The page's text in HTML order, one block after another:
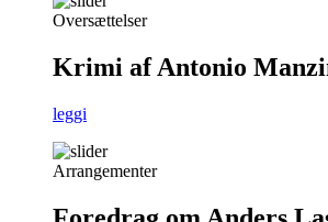
Oversættelser
Krimi af Antonio
leggi
Arrangementer